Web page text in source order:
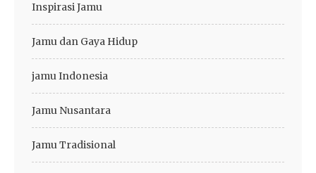
Inspirasi Jamu
Jamu dan Gaya Hidup
jamu Indonesia
Jamu Nusantara
Jamu Tradisional